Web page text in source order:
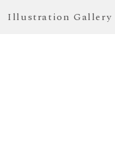
Illustration Gallery